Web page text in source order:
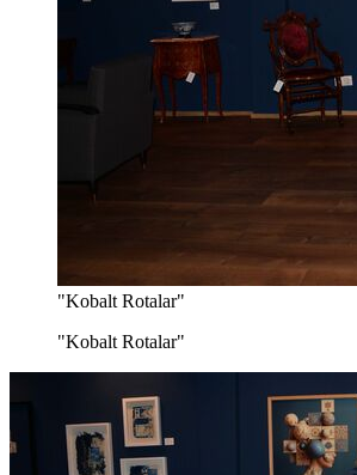
"Kobalt Rotalar"
"Kobalt Rotalar"